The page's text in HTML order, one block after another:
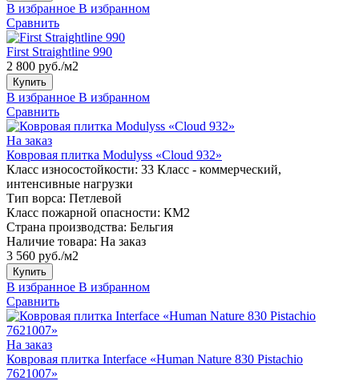
В избранное В избранном
Сравнить
First Straightline 990
2 800 руб./м2
Купить
В избранное В избранном
Сравнить
На заказ
Ковровая плитка Modulyss «Cloud 932»
Класс износостойкости: 33 Класс - коммерческий,
интенсивные нагрузки
Тип ворса: Петлевой
Класс пожарной опасности: КМ2
Страна производства: Бельгия
Наличие товара: На заказ
3 560 руб./м2
Купить
В избранное В избранном
Сравнить
На заказ
Ковровая плитка Interface «Human Nature 830 Pistachio
7621007»